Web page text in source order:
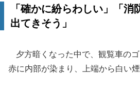
「確かに紛らわしい」「
出てきそう」
夕方暗くなった中で、観覧車の
赤に内部が染まり、上端から白い